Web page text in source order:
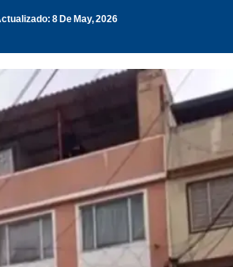
8 De May, 2026